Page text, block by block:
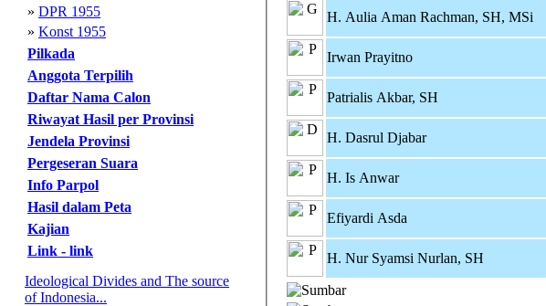
» DPR 1955
» Konst 1955
Pilkada
Anggota Terpilih
Daftar Nama Calon
Riwayat Hasil per Provinsi
Jendela Provinsi
Pergeseran Suara
Info Parpol
Hasil dalam Peta
Kajian
Link - link
Ideological Divides and The source
of Indonesia...
H. Aulia Aman Rachman, SH, MSi
Irwan Prayitno
Patrialis Akbar, SH
H. Dasrul Djabar
H. Is Anwar
Efiyardi Asda
H. Nur Syamsi Nurlan, SH